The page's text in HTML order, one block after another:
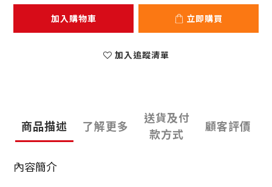
加入購物車 立即購買
加入追蹤清單
商品描述 了解更多
送貨及付
款方式
顧客評價
內容簡介